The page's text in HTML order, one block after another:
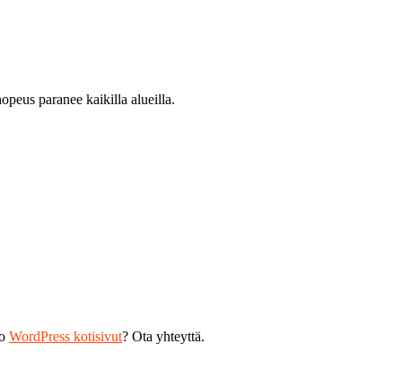
paranee kaikilla alueilla.
WordPress kotisivut? Ota yhteyttä.